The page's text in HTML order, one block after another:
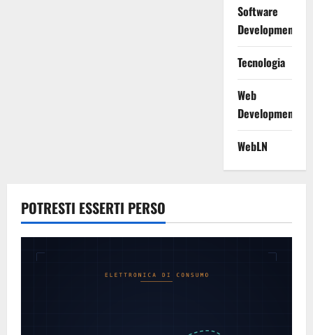
Software
Development
Tecnologia
Web
Development
WebLN
POTRESTI ESSERTI PERSO